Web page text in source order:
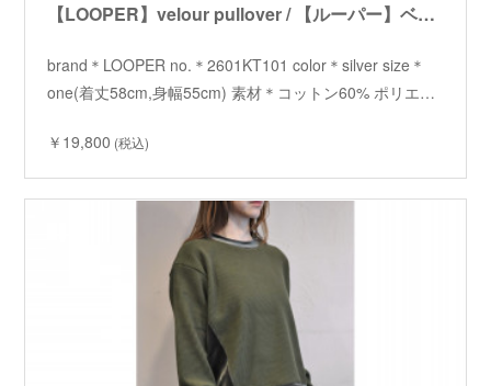
【LOOPER】velour pullover / 【ルーパー】ベロアプルオーバー
brand＊LOOPER no.＊2601KT101 color＊silver size＊
one(着丈58cm,身幅55cm) 素材＊コットン60% ポリエ…
￥19,800 (税込)